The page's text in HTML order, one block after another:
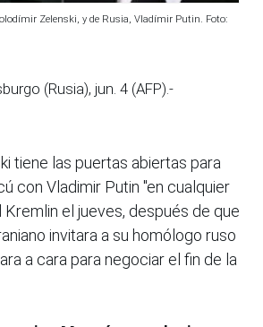
Zelenski, y de Rusia, Vladímir Putin. Foto:
(Rusia), jun. 4 (AFP).-
tiene las puertas abiertas para
con Vladimir Putin "en cualquier
Kremlin el jueves, después de que
invitara a su homólogo ruso
a cara para negociar el fin de la